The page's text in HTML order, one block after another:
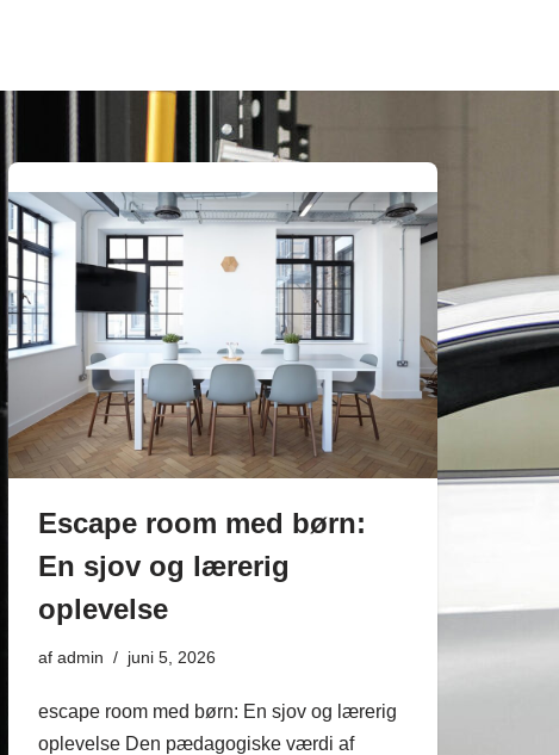
Escape room med børn:
En sjov og lærerig
oplevelse
af admin juni 5, 2026
escape room med børn: En sjov og lærerig
oplevelse Den pædagogiske værdi af